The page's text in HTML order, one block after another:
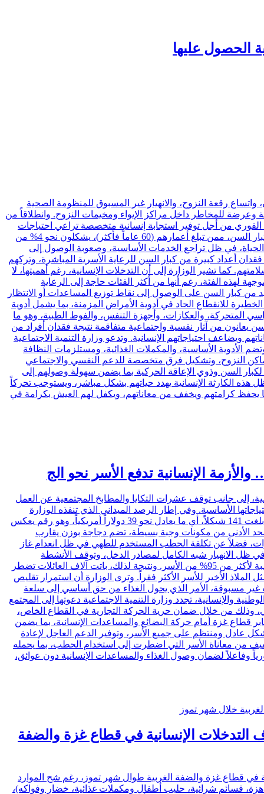
الحصول عليها
واتساع رقعة النزوح، والانهيار غير المسبوق للمنظومة الصحية
وعرضة للمخاطر داخل مراكز الإيواء ومخيمات النزوح. وانطلاقاً من
الفوري من أجل توفير استجابة إنسانية متخصصة تراعي احتياجات
كبار السن، وتضمن حصولهم على الخدمات الأساسية والرعاية الصحية والاجتماعية التي تحفظ كرامتهم وحقهم في الحياة. وتؤكد الوزارة أن كبار السن، ممن تبلغ أعمارهم (60 عاماً فأكثر)، يشكلون نحو 4% من
مقومات الحياة، في ظل تراجع الخدمات الأساسية، وصعوبة الوصول إلى
أعداد كبيرة من كبار السن للرعاية الأسرية المباشرة، وتركهم
كما تشير الوزارة إلى أن التدخلات الإنسانية، رغم أهميتها، لا
لهذه الفئة، رغم أنها من أكثر الفئات حاجة إلى الرعاية
من كبار السن على الوصول إلى نقاط توزيع المساعدات أو الانتظار
للانقطاع الحاد في أدوية الأمراض المزمنة، بما يشمل أدوية
المتحركة، والعكازات، وأجهزة التنفس، والفوط الطبية، وهو ما
يعانون من آثار نفسية واجتماعية متفاقمة نتيجة فقدان أفراد من
احتياجاتهم الإنسانية. وتدعو وزارة التنمية الاجتماعية
الأدوية الأساسية، والمكملات الغذائية، ومستلزمات النظافة
أماكن النزوح، وتشكيل فرق متخصصة للدعم النفسي والاجتماعي
لكبار السن وذوي الإعاقة الحركية بما يضمن سهولة وصولهم إلى
هذه الكارثة الإنسانية يهدد حياتهم بشكل مباشر، ويستوجب تحركاً
يحفظ كرامتهم ويخفف من معاناتهم، ويكفل لهم العيش بكرامة في
إلى جانب توقف عشرات التكايا والمطابخ المجتمعية عن العمل
الأساسية. وفي إطار الرصد الميداني الذي تنفذه الوزارة
بشكل مستمر، أظهرت البيانات الموثقة في أسواق شمال قطاع غزة أن تكلفة إعداد وجبة طعام واحدة بسيطة لعائلة مكونة من خمسة أفراد بلغت 141 شيكلاً، أي ما يعادل نحو 39 دولاراً أمريكياً، وهو رقم يعكس
الحد الأدنى من مكونات وجبة بسيطة، تضم دجاجة بوزن يقارب
فضلاً عن تكلفة الحطب المستخدم للطهي في ظل انعدام غاز
ظل الانهيار شبه الكامل لمصادر الدخل، وتوقف الأنشطة
الاقتصادية، وارتفاع معدلات البطالة إلى مستويات غير مسبوقة، الأمر الذي يجعل توفير مبلغ 141 شيكلاً يومياً لوجبة واحدة أمراً مستحيلاً بالنسبة لأكثر من 95% من الأسر. ونتيجة لذلك، باتت آلاف العائلات تضطر
الأخير للأسر الأكثر فقراً. وترى الوزارة أن استمرار تقليص
غير مسبوقة، الأمر الذي يحول الغذاء من حق أساسي إلى سلعة
والإنسانية، تجدد وزارة التنمية الاجتماعية دعوتها إلى المجتمع
وذلك من خلال ضمان حرية الحركة التجارية في القطاع الخاص،
قطاع غزة أمام حركة البضائع والمساعدات الإنسانية، بما يضمن
عادل ومنتظم على جميع الأسر، وتوفير الدعم العاجل لإعادة
من معاناة الأسر التي اضطرت إلى استخدام الحطب، بما يحمله
وفاعلاً لضمان وصول الغذاء والمساعدات الإنسانية دون عوائق،
التدخلات الإنسانية في قطاع غزة والضفة
في قطاع غزة والضفة الغربية طوال شهر تموز، رغم شح الموارد
ومتنوعة، وجبات ساخنة وجاهزة، قسائم شرائية، حليب أطفال ومكملات غذائية، خضار وفواكه)،